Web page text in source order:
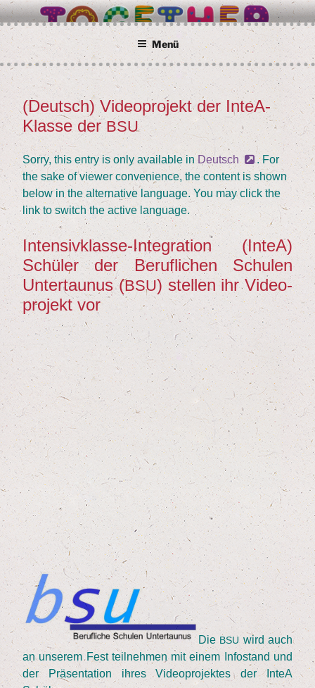
İçeriğe
geç BETTER TOGETHER
Wir alle sind Taunusstein
Menü
YAYIM
TARIHI
(Deutsch) Video­pro­jekt der InteA-
Klas­se derBSU
Sor­ry, this ent­ry is only available in Deutsch
. For
the sake of view­er con­ve­ni­ence, the con­tent is shown
below in the alter­na­ti­ve lan­guage. You may click the
link to switch the acti­ve language.
Inten­siv­klas­se-Inte­gra­ti­on (InteA)
Schü­ler der Beruf­li­chen Schu­len
Unter­tau­nus (BSU) stel­len ihr Video­
pro­jekt vor
Die BSU wird auch
an unse­rem Fest teil­neh­men mit einem Info­stand und
der Prä­sen­ta­ti­on ihres Video­pro­jek­tes der InteA